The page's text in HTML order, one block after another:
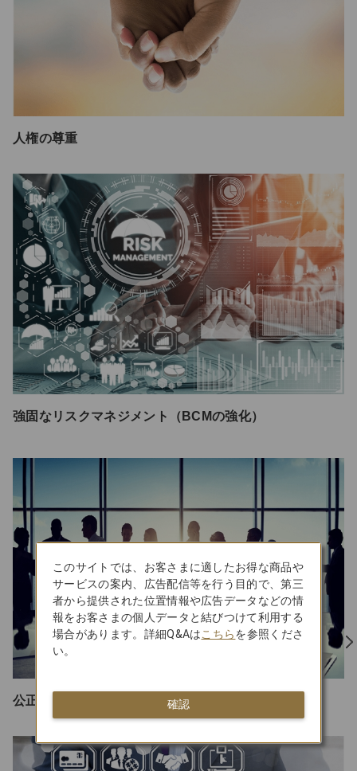
人権の尊重
強固なリスクマネジメント（BCMの強化）
公正な事業行動の推進
このサイトでは、お客さまに適したお得な商品や
サービスの案内、広告配信等を行う目的で、第三
者から提供された位置情報や広告データなどの情
報をお客さまの個人データと結びつけて利用する
場合があります。詳細Q&Aはこちらを参照くださ
い。
確認